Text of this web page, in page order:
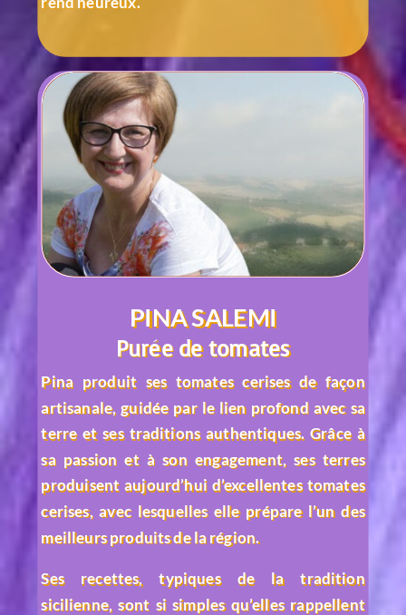
PINA SALEMI
Purée de tomates
Pina produit ses tomates cerises de façon
artisanale, guidée par le lien profond avec sa
terre et ses traditions authentiques. Grâce à
sa passion et à son engagement, ses terres
produisent aujourd’hui d’excellentes tomates
cerises, avec lesquelles elle prépare l’un des
meilleurs produits de la région.
Ses recettes, typiques de la tradition
sicilienne, sont si simples qu’elles rappellent